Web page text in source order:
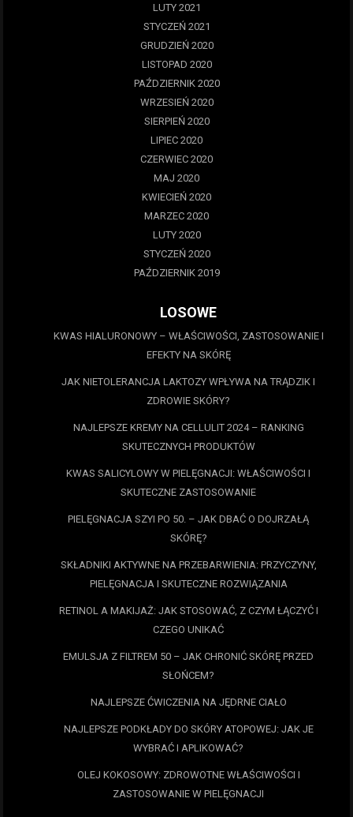
LUTY 2021
STYCZEŃ 2021
GRUDZIEŃ 2020
LISTOPAD 2020
PAŹDZIERNIK 2020
WRZESIEŃ 2020
SIERPIEŃ 2020
LIPIEC 2020
CZERWIEC 2020
MAJ 2020
KWIECIEŃ 2020
MARZEC 2020
LUTY 2020
STYCZEŃ 2020
PAŹDZIERNIK 2019
LOSOWE
KWAS HIALURONOWY – WŁAŚCIWOŚCI, ZASTOSOWANIE I
EFEKTY NA SKÓRĘ
JAK NIETOLERANCJA LAKTOZY WPŁYWA NA TRĄDZIK I
ZDROWIE SKÓRY?
NAJLEPSZE KREMY NA CELLULIT 2024 – RANKING
SKUTECZNYCH PRODUKTÓW
KWAS SALICYLOWY W PIELĘGNACJI: WŁAŚCIWOŚCI I
SKUTECZNE ZASTOSOWANIE
PIELĘGNACJA SZYI PO 50. – JAK DBAĆ O DOJRZAŁĄ
SKÓRĘ?
SKŁADNIKI AKTYWNE NA PRZEBARWIENIA: PRZYCZYNY,
PIELĘGNACJA I SKUTECZNE ROZWIĄZANIA
RETINOL A MAKIJAŻ: JAK STOSOWAĆ, Z CZYM ŁĄCZYĆ I
CZEGO UNIKAĆ
EMULSJA Z FILTREM 50 – JAK CHRONIĆ SKÓRĘ PRZED
SŁOŃCEM?
NAJLEPSZE ĆWICZENIA NA JĘDRNE CIAŁO
NAJLEPSZE PODKŁADY DO SKÓRY ATOPOWEJ: JAK JE
WYBRAĆ I APLIKOWAĆ?
OLEJ KOKOSOWY: ZDROWOTNE WŁAŚCIWOŚCI I
ZASTOSOWANIE W PIELĘGNACJI